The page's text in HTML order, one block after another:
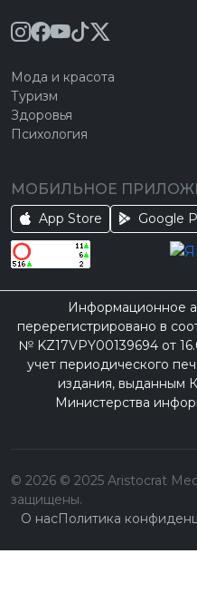
Мода и красота
Туризм
Здоровья
Психология
МОБИЛЬНОЕ
App Store Google
Информационное
перерегистрировано в
№ KZ17VPY00139694 от
учет периодического
издания, выданным
Министерства
© 2026 © 2025 Aristocrat
защищены.
О насПолитика